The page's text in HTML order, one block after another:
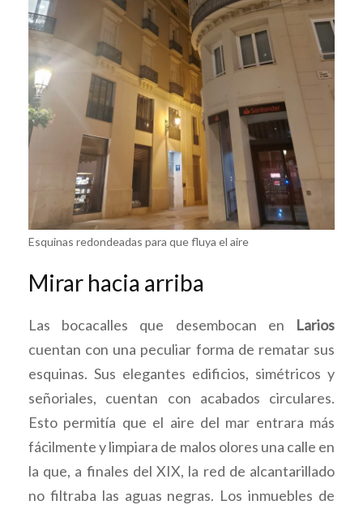
Esquinas redondeadas para que fluya el aire
Mirar hacia arriba
Las bocacalles que desembocan en Larios
cuentan con una peculiar forma de rematar sus
esquinas. Sus elegantes edificios, simétricos y
señoriales, cuentan con acabados circulares.
Esto permitía que el aire del mar entrara más
fácilmente y limpiara de malos olores una calle en
la que, a finales del XIX, la red de alcantarillado
no filtraba las aguas negras. Los inmuebles de